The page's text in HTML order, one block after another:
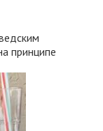
принципе